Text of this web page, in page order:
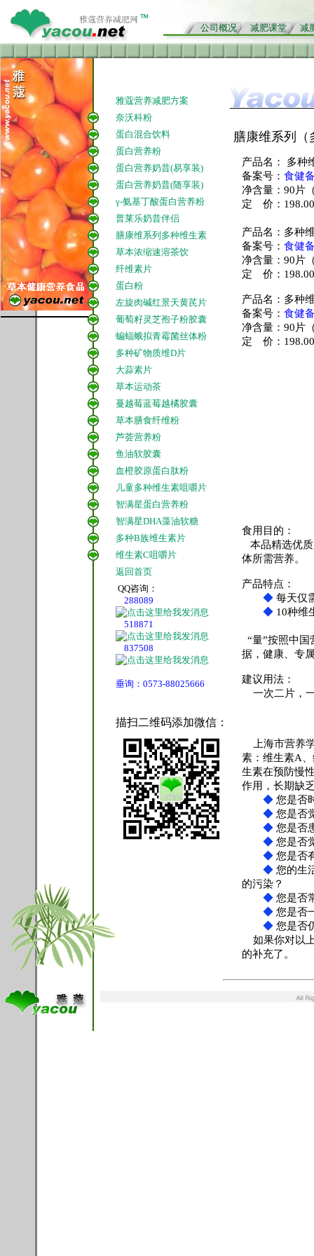
公司概况 减肥课堂 减
雅蔻营养减肥方案
奈沃科粉
蛋白混合饮料
蛋白营养粉
蛋白营养奶昔(易享装)
蛋白营养奶昔(随享装)
γ-氨基丁酸蛋白营养粉
普莱乐奶昔伴侣
膳康维系列多种维生素
草本浓缩速溶茶饮
纤维素片
蛋白粉
左旋肉碱红景天黄芪片
葡萄籽灵芝孢子粉胶囊
蝙蝠蛾拟青霉菌丝体粉
多种矿物质维D片
大蒜素片
草本运动茶
蔓越莓蓝莓越橘胶囊
草本膳食纤维粉
芦荟营养粉
鱼油软胶囊
血橙胶原蛋白肽粉
儿童多种维生素咀嚼片
智满星蛋白营养粉
智满星DHA藻油软糖
多种B族维生素片
维生素C咀嚼片
返回首页
QQ咨询：
288089
518871
837508
垂询：0573-88025666
描扫二维码添加微信：
膳康维系列（
产品名： 多种
备案号： 食健
净含量：90片
定 价：
产品名：多种
备案号： 食健
净含量：90片
定 价：
产品名：多种
备案号： 食健
净含量：90片
定 价：
食用目的：
本品精选优
体所需营养。
产品特点：
◆ 每天仅
◆ 10种维
“量”按照中
据，健康、专
建议用法：
一次二片，
上海市营养
素：维生素A
生素在预防慢
作用，长期缺
◆ 您是否
◆ 您是否
◆ 您是否
◆ 您是否
◆ 您是否
◆ 您的生
的污染？
◆ 您是否
◆ 您是否
◆ 您是否
如果你对以
的补充了。